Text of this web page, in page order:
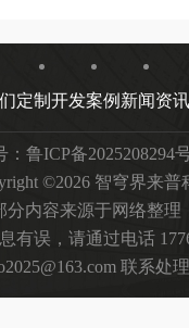
定制开发案例 新闻资讯
鲁ICP备2025208294
©2026 智穹界来普
分内容来源于网络整理
有误，请通过电话
联系处理